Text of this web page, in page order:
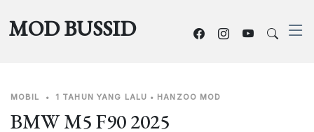
MOD BUSSID
MOBIL • 1 TAHUN YANG LALU • HANZOO MOD
BMW M5 F90 2025